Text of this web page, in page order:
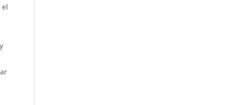
el